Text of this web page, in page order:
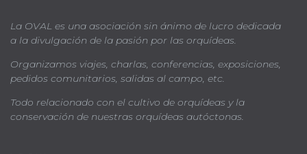
La OVAL es una asociación sin ánimo de lucro dedicada
a la divulgación de la pasión por las orquídeas.
Organizamos viajes, charlas, conferencias, exposiciones,
pedidos comunitarios, salidas al campo, etc.
Todo relacionado con el cultivo de orquídeas y la
conservación de nuestras orquídeas autóctonas.